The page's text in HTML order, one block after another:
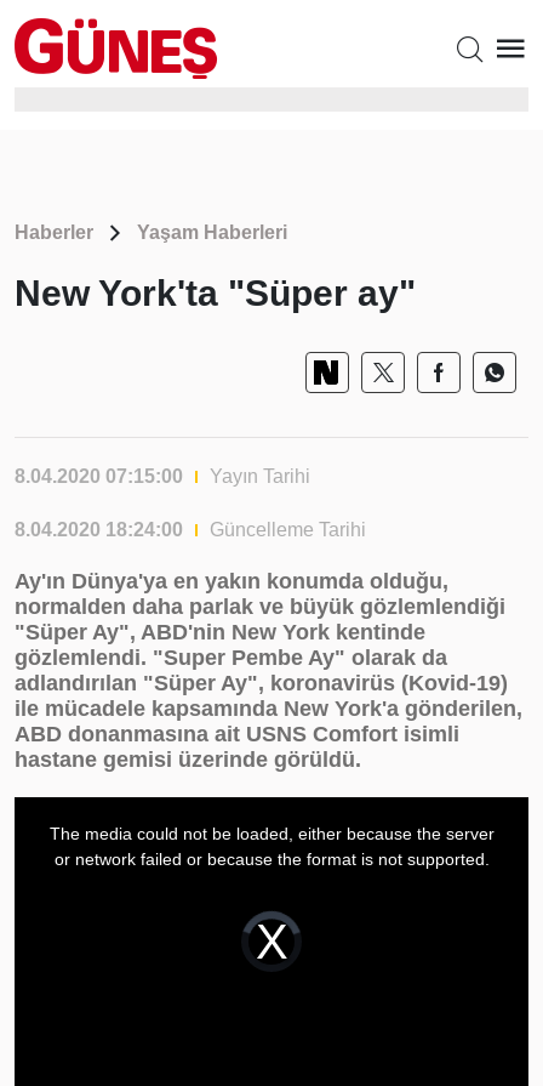
Haberler Yaşam Haberleri
New York'ta "Süper ay"
8.04.2020 07:15:00 Yayın Tarihi
8.04.2020 18:24:00 Güncelleme Tarihi
Ay'ın Dünya'ya en yakın konumda olduğu,
normalden daha parlak ve büyük gözlemlendiği
"Süper Ay", ABD'nin New York kentinde
gözlemlendi. "Super Pembe Ay" olarak da
adlandırılan "Süper Ay", koronavirüs (Kovid-19)
ile mücadele kapsamında New York'a gönderilen,
ABD donanmasına ait USNS Comfort isimli
hastane gemisi üzerinde görüldü.
Video
Player
loading.
The media could not be loaded, either because the server
or network failed or because the format is not supported.